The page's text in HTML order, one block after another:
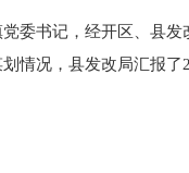
委书记，经开区、县
情况，县发改局汇报了